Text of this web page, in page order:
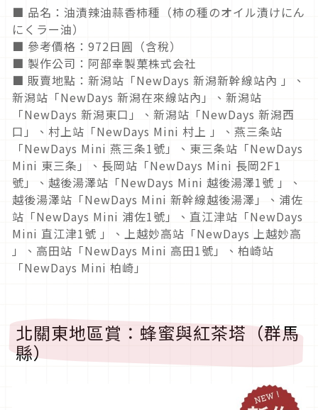
■ 品名：油漬辣油蒜香柿種（柿の種のオイル漬けにん
にくラー油）
■ 參考價格：972日圓（含稅）
■ 製作公司：阿部幸製菓株式会社
■ 販賣地點：新潟站「NewDays 新潟新幹線站內 」、
新潟站「NewDays 新潟在來線站內」、新潟站
「NewDays 新潟東口」、新潟站「NewDays 新潟西
口」、村上站「NewDays Mini 村上 」、燕三条站
「NewDays Mini 燕三条1號」、東三条站「NewDays
Mini 東三条」、長岡站「NewDays Mini 長岡2F1
號」、越後湯澤站「NewDays Mini 越後湯澤1號 」、
越後湯澤站「NewDays Mini 新幹線越後湯澤」、浦佐
站「NewDays Mini 浦佐1號」、直江津站「NewDays
Mini 直江津1號 」、上越妙高站「NewDays 上越妙高
」、高田站「NewDays Mini 高田1號」、柏崎站
「NewDays Mini 柏崎」
北關東地區賞：蜂蜜與紅茶塔（群馬
縣）